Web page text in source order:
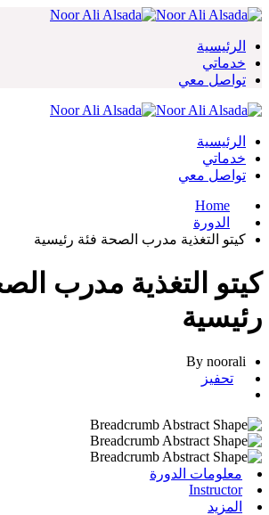
Skip
contentالرئيسية
خدماتي
تواصل معي
الرئيسية
خدماتي
تواصل معي
Home
الدورة
كيتو التغذية مدرب الصحة فئة رئيسية
كيتو التغذية مدرب
رئيسية
By noorali
تحفيز
معلومات الدورة
Instructor
المزيد